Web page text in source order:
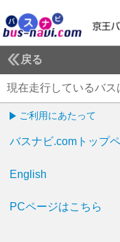
戻る
現在走行しているバス
ご利用にあたって
バスナビ.comトップ
English
PCページはこちら